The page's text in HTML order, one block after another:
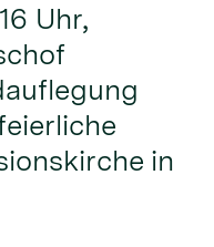
Uhr,
in